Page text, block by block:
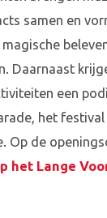
samen en
Daarnaast
een
het
Op de
het Lange